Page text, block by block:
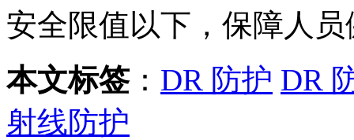
安全限值以下，保障人员
本文标签： DR 防护 DR
射线防护